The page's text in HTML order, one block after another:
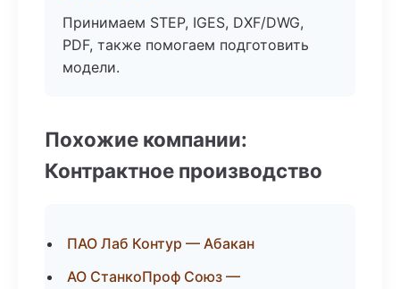
Принимаем STEP, IGES, DXF/DWG,
PDF, также помогаем подготовить
модели.
Похожие компании:
Контрактное производство
ПАО Лаб Контур — Абакан
АО СтанкоПроф Союз —